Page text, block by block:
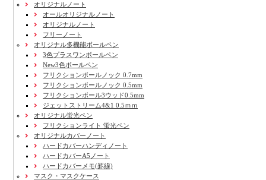
オリジナルノート
オールオリジナルノート
オリジナルノート
フリーノート
オリジナル多機能ボールペン
3色プラスワンボールペン
New3色ボールペン
フリクションボールノック 0.7mm
フリクションボールノック 0.5mm
フリクションボール3ウッド0.5mm
ジェットストリーム4&1 0.5ｍｍ
オリジナル蛍光ペン
フリクションライト 蛍光ペン
オリジナルカバーノート
ハードカバーハンディノート
ハードカバーA5ノート
ハードカバーメモ(罫線)
マスク・マスクケース